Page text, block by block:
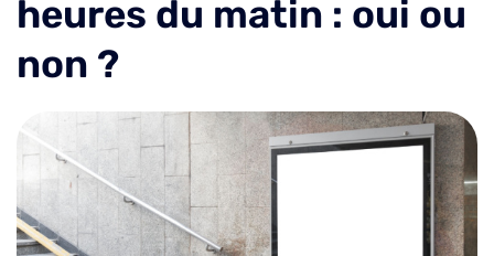
heures du matin : oui ou
non ?